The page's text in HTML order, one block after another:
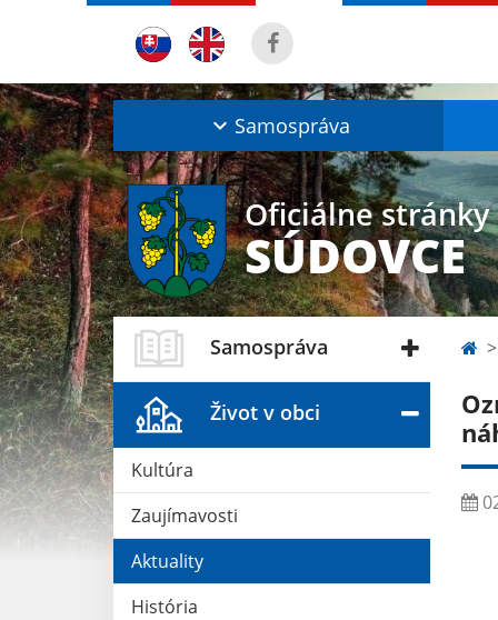
Samospráva
Oficiálne stránky
SÚDOVCE
Samospráva
Život v obci
Kultúra
Zaujímavosti
Aktuality
História